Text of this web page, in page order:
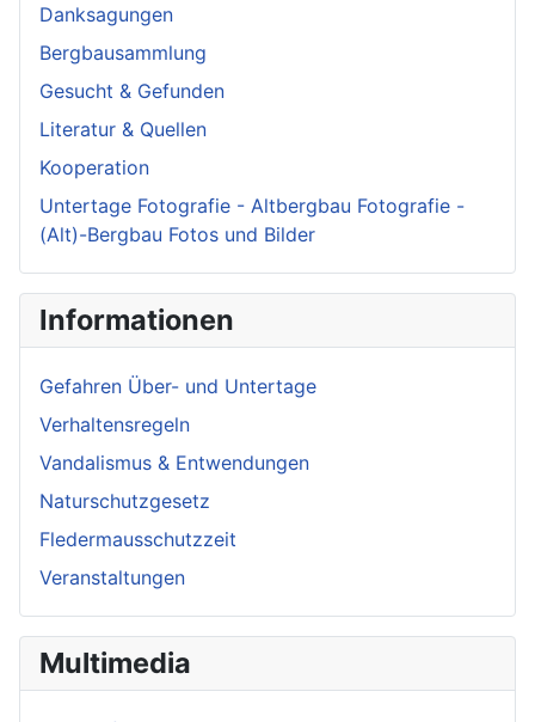
Danksagungen
Bergbausammlung
Gesucht & Gefunden
Literatur & Quellen
Kooperation
Untertage Fotografie - Altbergbau Fotografie -
(Alt)-Bergbau Fotos und Bilder
Informationen
Gefahren Über- und Untertage
Verhaltensregeln
Vandalismus & Entwendungen
Naturschutzgesetz
Fledermausschutzzeit
Veranstaltungen
Multimedia